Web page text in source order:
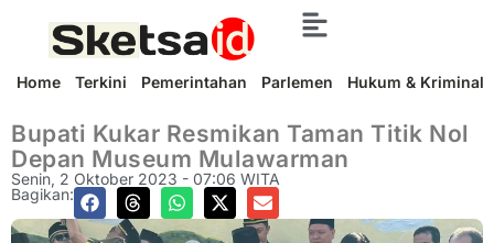
Home Terkini Pemerintahan Parlemen Hukum & Kriminal
Bupati Kukar Resmikan Taman Titik Nol
Depan Museum Mulawarman
Senin, 2 Oktober 2023 - 07:06 WITA
Bagikan: